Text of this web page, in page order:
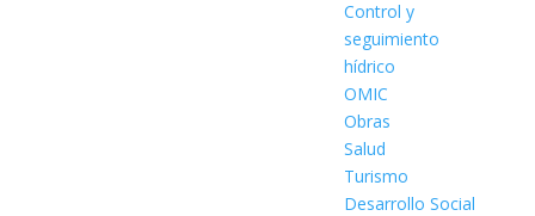
Control y
seguimiento
hídrico
OMIC
Obras
Salud
Turismo
Desarrollo Social